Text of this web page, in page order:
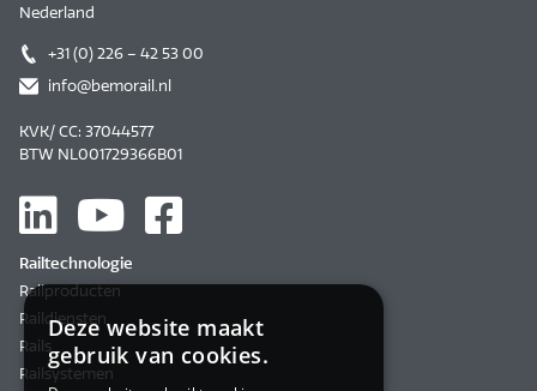
Nederland
+31 (0) 226 – 42 53 00
info@bemorail.nl
KVK/ CC: 37044577
BTW NL001729366B01
Railtechnologie
Railproducten
Raildiensten
Rails
Railsystemen
Deze website maakt
gebruik van cookies.